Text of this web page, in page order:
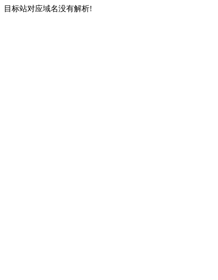
目标站对应域名没有解析!